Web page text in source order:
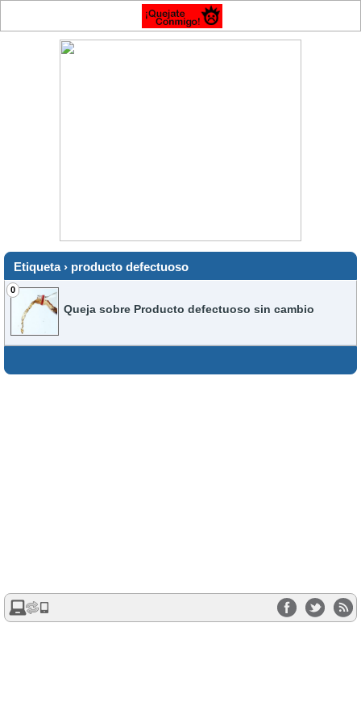
Etiqueta › producto defectuoso
0
Queja sobre Producto defectuoso sin cambio